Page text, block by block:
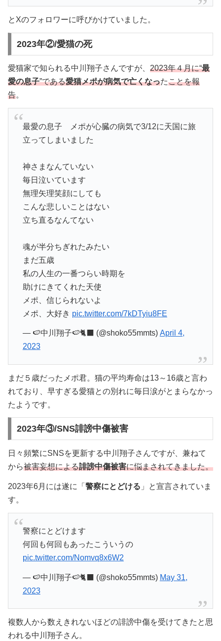
とXのフォロワーに呼びかけていました。
2023年②/愛猫の死
愛猫家で知られる中川翔子さんですが、 2023年４月に“最
愛の息子”である愛猫メポが病気で亡くなったことを報
告。
最愛の息子 メポが心臓の病気で3/12に天国に旅
立ってしまいました
神さまなんていない
毎日泣いています
無理矢理笑顔にしても
こんな悲しいことはない
立ち直るなんてない
魂が半分ちぎれたみたい
まだ五歳
私の人生の一番つらい時期を
助けにきてくれた天使
メポ、信じられないよ
メポ、大好き pic.twitter.com/7kDTyiu8FE
— 🍉中川翔子🍉🐈‍⬛ (@shoko55mmts) April 4,
2023
まだ５歳だったメポ君。猫の平均寿命は13～16歳と言わ
れており、早すぎる愛猫との別れに毎日涙がとまらなかっ
たようです。
2023年③/SNS誹謗中傷被害
日々頻繁にSNSを更新する中川翔子さんですが、兼ねて
から被害妄想による誹謗中傷被害に悩まされてきました。
2023年6月には遂に「 警察にとどける 」と宣言されていま
す。
警察にとどけます
何回も何回もあったこういうの
pic.twitter.com/Nomvq8x6W2
— 🍉中川翔子🍉🐈‍⬛ (@shoko55mmts) May 31,
2023
複数人から数えきれないほどの誹謗中傷を受けてきたと思
われる中川翔子さん。